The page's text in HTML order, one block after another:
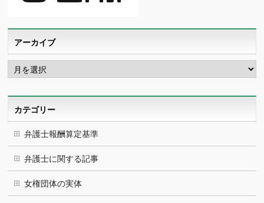
アーカイブ
ア
ー
カ
カテゴリー
弁護士報酬算定基準
弁護士に関する記事
女権団体の実体